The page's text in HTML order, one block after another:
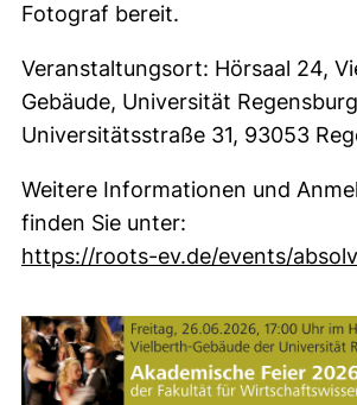
Fotograf bereit.
Veranstaltungsort: Hörsaal 24,
Gebäude, Universität
Universitätsstraße 31, 93053
Weitere Informationen und
finden Sie unter:
https://roots-ev.de/events/